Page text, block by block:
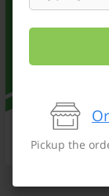
Pickup the